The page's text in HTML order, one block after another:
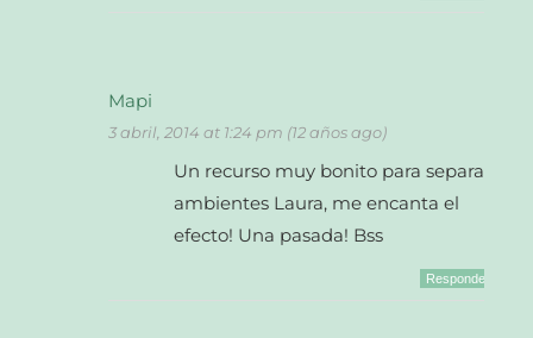
Mapi
3 abril, 2014 at 1:24 pm (12 años ago)
Un recurso muy bonito para separar
ambientes Laura, me encanta el
efecto! Una pasada! Bss
Responder